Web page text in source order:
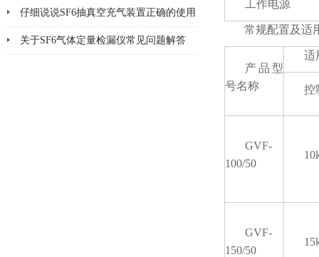
仔细说说SF6抽真空充气装置正确的使用
方法
关于SF6气体定量检漏仪常见问题解答
工作电源
常规配置及适
产品型
号名称
适
控
GVF-
100/50
GVF-
150/50